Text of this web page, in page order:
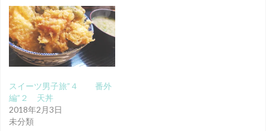
スイーツ男子旅”４ 番外
編”２ 天丼
2018年2月3日
未分類